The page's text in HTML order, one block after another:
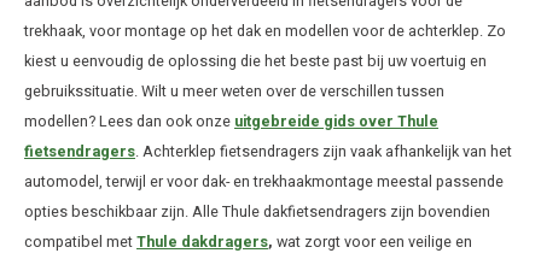
Dakkoffers
Rekken
Trekhaakkoffers
Trekhaaktent
Hond
Drinkrugtassen
Duffels
Duffel
Kinderdragers
Laptoptassen
Thule
Thule
Trolleys
Fietskar accessoires
Fietstassen
Fietszitjes
Skitassen
Snowboardtassen
Kajak en kanodragers
Fietsendrager onderdelen
Sleutels en slotjes
Frameklemmen
trekhaak, voor montage op het dak en modellen voor de achterklep. Zo
kiest u eenvoudig de oplossing die het beste past bij uw voertuig en
gebruikssituatie. Wilt u meer weten over de verschillen tussen
modellen? Lees dan ook onze uitgebreide gids over Thule
fietsendragers. Achterklep fietsendragers zijn vaak afhankelijk van het
automodel, terwijl er voor dak- en trekhaakmontage meestal passende
opties beschikbaar zijn. Alle Thule dakfietsendragers zijn bovendien
compatibel metThule dakdragers, wat zorgt voor een veilige en